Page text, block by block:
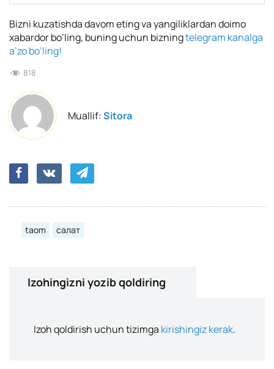
Bizni kuzatishda davom eting va yangiliklardan doimo
xabardor bo’ling, buning uchun bizningtelegram kanalga
a’zo bo’ling!
818
Muallif:Sitora
taom салат
Izohingizni yozib qoldiring
Izoh qoldirish uchun tizimga kirishingiz kerak.